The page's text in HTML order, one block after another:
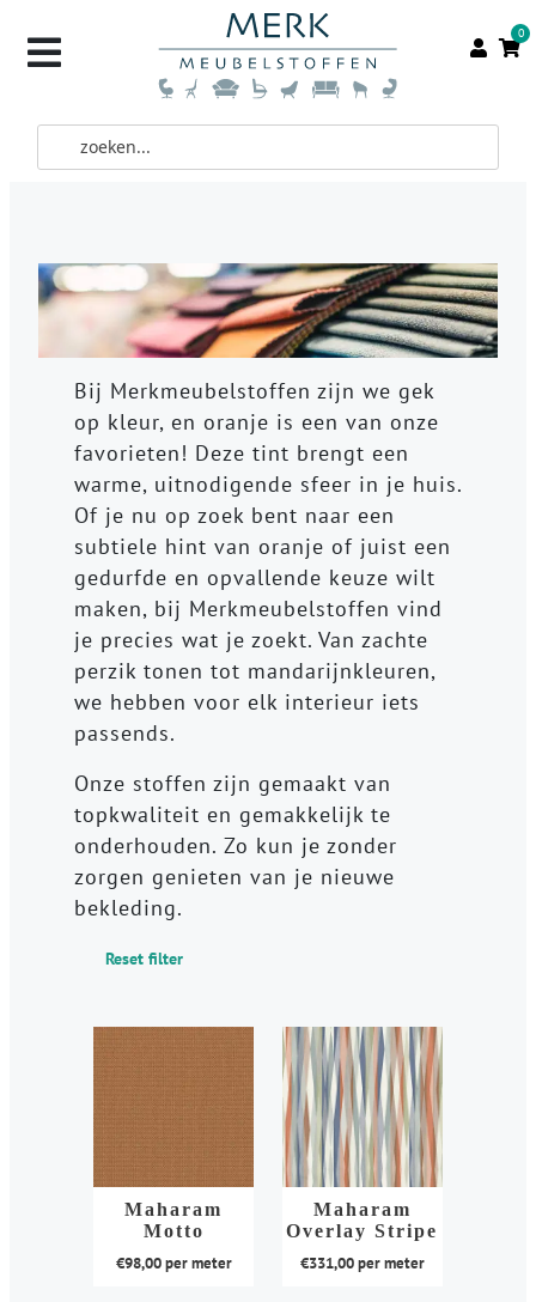
0
Bij Merkmeubelstoffen zijn we gek
op kleur, en oranje is een van onze
favorieten! Deze tint brengt een
warme, uitnodigende sfeer in je huis.
Of je nu op zoek bent naar een
subtiele hint van oranje of juist een
gedurfde en opvallende keuze wilt
maken, bij Merkmeubelstoffen vind
je precies wat je zoekt. Van zachte
perzik tonen tot mandarijnkleuren,
we hebben voor elk interieur iets
passends.
Onze stoffen zijn gemaakt van
topkwaliteit en gemakkelijk te
onderhouden. Zo kun je zonder
zorgen genieten van je nieuwe
bekleding.
Reset filter
Maharam
Motto
€98,00per meter
Maharam
Overlay Stripe
€331,00per meter